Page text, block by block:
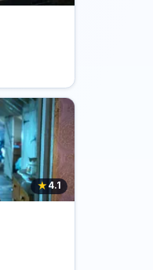
★ 4.1